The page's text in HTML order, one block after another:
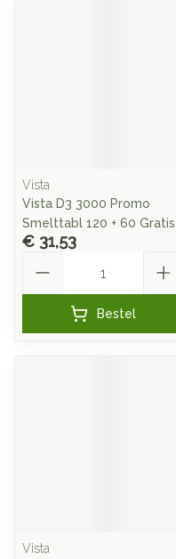
Vista
Vista D3 3000 Promo
Smelttabl 120 + 60 Gratis
€ 31,53
Bestel
Vista